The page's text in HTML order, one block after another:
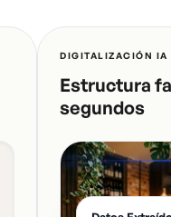
DIGITALIZACIÓN IA
Estructura
segundos